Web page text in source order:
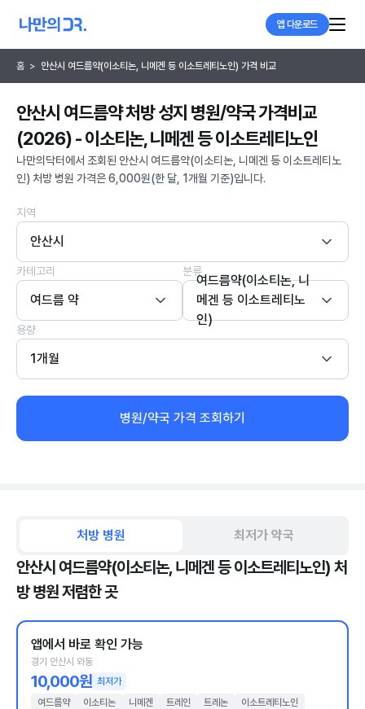
앱 다운로드
홈 > 안산시 여드름약(이소티논, 니메겐 등 이소트레티노인) 가격 비교
안산시 여드름약 처방 성지 병원/약국 가격비교
(2026) - 이소티논, 니메겐 등 이소트레티노인
나만의닥터에서 조회된 안산시 여드름약(이소티논, 니메겐 등 이소트레티노
인) 처방 병원 가격은 6,000원(한 달, 1개월 기준)입니다.
지역
안산시
카테고리
여드름 약
분류
여드름약(이소티논, 니
메겐 등 이소트레티노
인)
용량
1개월
병원/약국 가격 조회하기
처방 병원 최저가 약국
안산시 여드름약(이소티논, 니메겐 등 이소트레티노인) 처
방 병원 저렴한 곳
앱에서 바로 확인 가능
경기 안산시 와동
10,000원 최저가
여드름약
이소티논 니메겐 트레인 트레논 이소트레티노인